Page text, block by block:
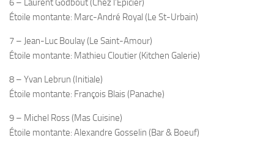
6 – Laurent Godbout (Chez l’Épicier)
Étoile montante: Marc-André Royal (Le St-Urbain)
7 – Jean-Luc Boulay (Le Saint-Amour)
Étoile montante: Mathieu Cloutier (Kitchen Galerie)
8 – Yvan Lebrun (Initiale)
Étoile montante: François Blais (Panache)
9 – Michel Ross (Mas Cuisine)
Étoile montante: Alexandre Gosselin (Bar & Boeuf)